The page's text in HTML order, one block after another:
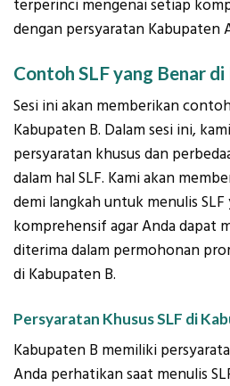
terperinci mengenai setiap
dengan persyaratan Kabupaten
Contoh SLF yang Benar
Sesi ini akan memberikan
Kabupaten B. Dalam sesi ini,
persyaratan khusus dan
dalam hal SLF. Kami akan
demi langkah untuk menulis
komprehensif agar Anda dapat
diterima dalam permohonan
di Kabupaten B.
Persyaratan Khusus SLF di
Kabupaten B memiliki
Anda perhatikan saat menulis